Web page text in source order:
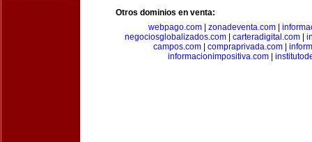
Otros dominios en venta:
webpago.com
zonadeventa.com
negociosglobalizados.com
carteradigital.com
campos.com
compraprivada.com
informacionimpositiva.com